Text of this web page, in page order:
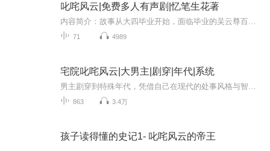
叱咤风云|免费多人有声剧|忆笔生花著
71 4989
宅院叱咤风云|大男主|剧穿|年代|系统
863 3.4万
孩子读得懂的史记1- 叱咤风云的帝王